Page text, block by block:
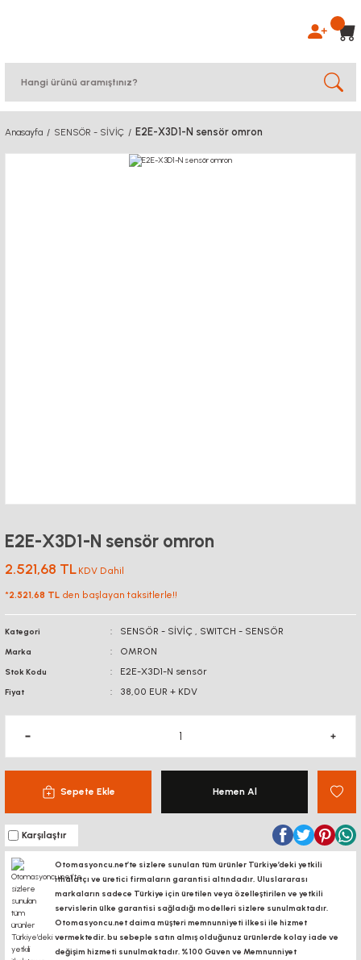
Anasayfa SENSÖR - SİVİÇ E2E-X3D1-N sensör omron
E2E-X3D1-N sensör omron
2.521,68 TL KDV Dahil
*2.521,68 TL den başlayan taksitlerle!!
Kategori SENSÖR - SİVİÇ , SWITCH - SENSÖR
Marka OMRON
Stok Kodu E2E-X3D1-N sensör
Fiyat 38,00 EUR + KDV
Sepete Ekle Hemen Al
Karşılaştır
Otomasyoncu.net’te sizlere sunulan tüm ürünler Türkiye’deki yetkili
ithalatçı ve üretici firmaların garantisi altındadır, Uluslararası
markaların sadece Türkiye için üretilen veya özelleştirilen ve yetkili
servislerin ülke garantisi sağladığı modelleri sizlere sunulmaktadır.
Otomasyoncu.net daima müşteri memnunniyeti ilkesi ile hizmet
vermektedir. bu sebeple satın almış olduğunuz ürünlerde kolay iade ve
değişim hizmeti sunulmaktadır. %100 Güven ve Memnunniyet